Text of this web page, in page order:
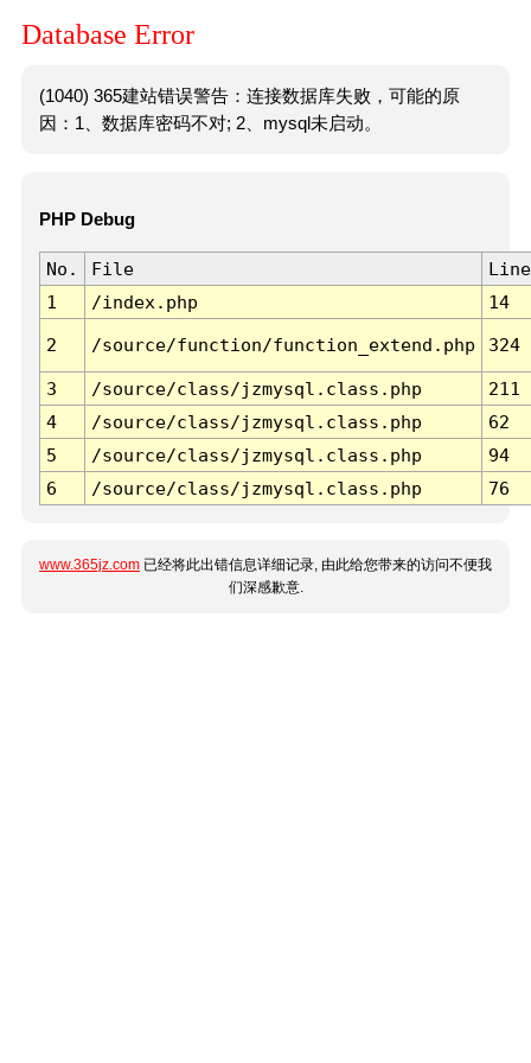
Database Error
(1040) 365建站错误警告：连接数据库失败，可能的原
因：1、数据库密码不对; 2、mysql未启动。
PHP Debug
No. File
Line
1
/index.php 14
2 /source/function/function_extend.php 324
3 /source/class/jzmysql.class.php
211
4
/source/class/jzmysql.class.php
62
5
/source/class/jzmysql.class.php
94
6
/source/class/jzmysql.class.php 76
www.365jz.com 已经将此出错信息详细记录, 由此给您带来的访问不便我
们深感歉意.